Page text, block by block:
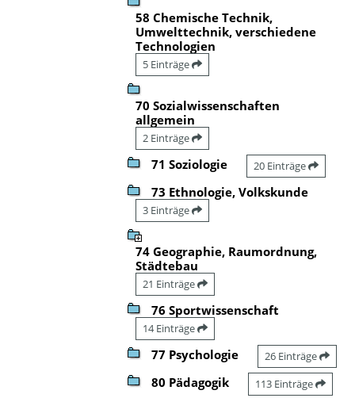
58 Chemische Technik,
Umwelttechnik, verschiedene
Technologien
5 Einträge
70 Sozialwissenschaften
allgemein
2 Einträge
71 Soziologie 20 Einträge
73 Ethnologie, Volkskunde
3 Einträge
74 Geographie, Raumordnung,
Städtebau
21 Einträge
76 Sportwissenschaft
14 Einträge
77 Psychologie 26 Einträge
80 Pädagogik 113 Einträge